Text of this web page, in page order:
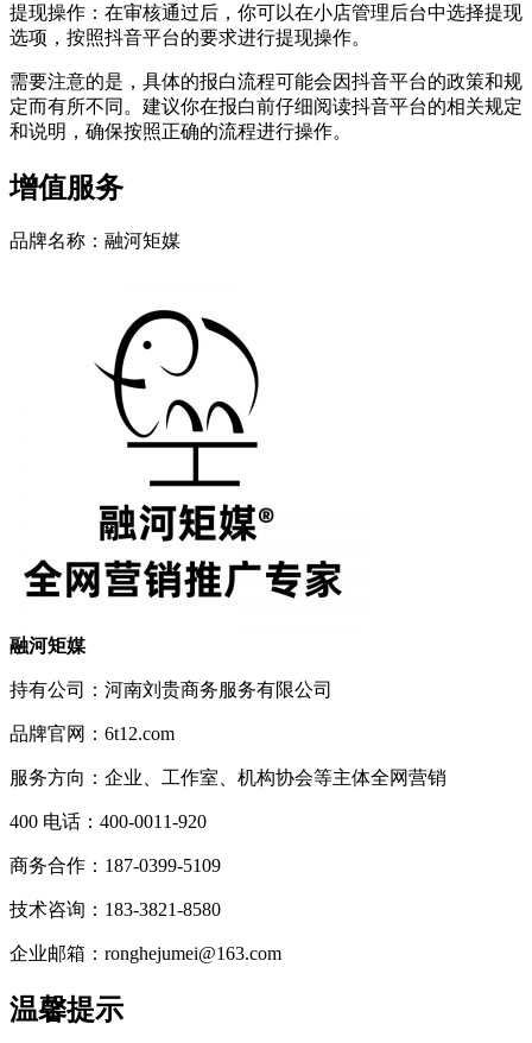
提现操作：在审核通过后，你可以在小店管理后台中选择提现
选项，按照抖音平台的要求进行提现操作。
需要注意的是，具体的报白流程可能会因抖音平台的政策和规
定而有所不同。建议你在报白前仔细阅读抖音平台的相关规定
和说明，确保按照正确的流程进行操作。
增值服务
品牌名称：融河矩媒
融河矩媒
持有公司：河南刘贵商务服务有限公司
品牌官网：6t12.com
服务方向：企业、工作室、机构协会等主体全网营销
400 电话：400-0011-920
商务合作：187-0399-5109
技术咨询：183-3821-8580
企业邮箱：ronghejumei@163.com
温馨提示